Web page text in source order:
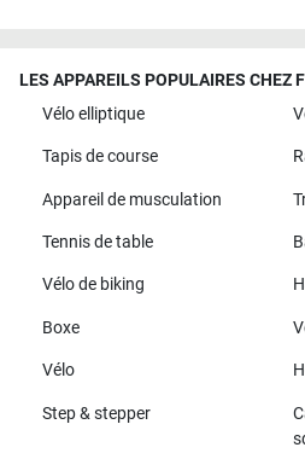
LES APPAREILS POPULAIRES CHEZ
Vélo elliptique
Tapis de course
Appareil de musculation
Tennis de table
Vélo de biking
Boxe
Vélo
Step & stepper